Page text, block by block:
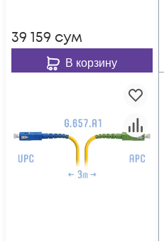
39 159 сум
В корзину